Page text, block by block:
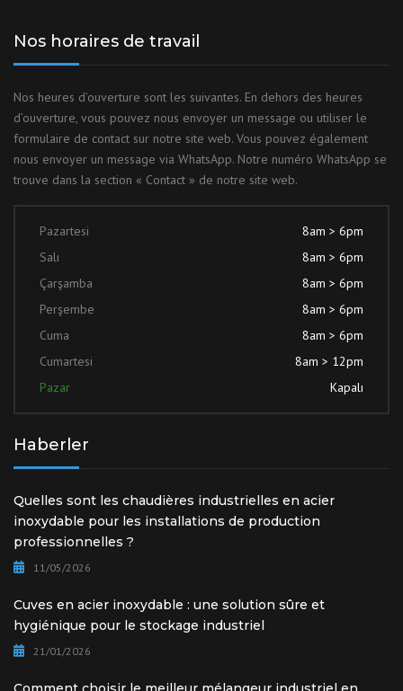
Nos horaires de travail
Nos heures d’ouverture sont les suivantes. En dehors des heures
d’ouverture, vous pouvez nous envoyer un message ou utiliser le
formulaire de contact sur notre site web. Vous pouvez également
nous envoyer un message via WhatsApp. Notre numéro WhatsApp se
trouve dans la section « Contact » de notre site web.
Pazartesi
8am > 6pm
Salı
8am > 6pm
Çarşamba
8am > 6pm
Perşembe
8am > 6pm
Cuma
8am > 6pm
Cumartesi
8am > 12pm
Pazar
Kapalı
Haberler
Quelles sont les chaudières industrielles en acier
inoxydable pour les installations de production
professionnelles ?
11/05/2026
Cuves en acier inoxydable : une solution sûre et
hygiénique pour le stockage industriel
21/01/2026